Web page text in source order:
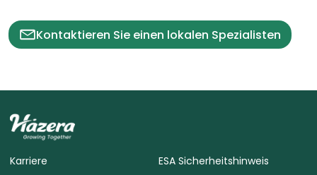
Kontaktieren Sie einen lokalen Spezialisten
Karriere
ESA Sicherheitshinweis